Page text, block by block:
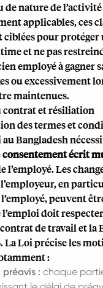
de nature de
applicables, ces
pour
et ne pas
employé à gagner
ou excessivement
maintenues.
et résiliation
des termes et
Bangladesh
consentement écrit
l’employé. Les
en
peuvent
doit
de travail et la
La Loi précise les
:
: chaque